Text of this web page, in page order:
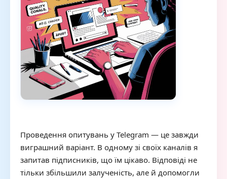
Проведення опитувань у Telegram — це завжди
виграшний варіант. В одному зі своїх каналів я
запитав підписників, що їм цікаво. Відповіді не
тільки збільшили залученість, але й допомогли